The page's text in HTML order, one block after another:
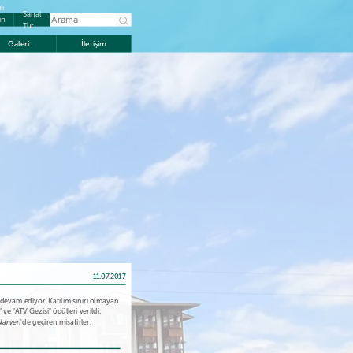
Sanal
Tur
Galeri İletişim
11.07.2017
ediyor. Katılım sınırı olmayan
"ATV Gezisi" ödülleri verildi.
'de geçiren misafirler,